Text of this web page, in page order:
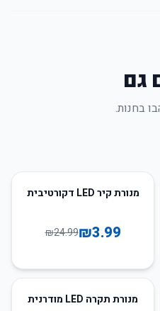
גם
בחנות.
84%מנורת קיר LED דקורטיבית
₪3.99
₪24.99
50%מנורת תקרה LED מודרנית